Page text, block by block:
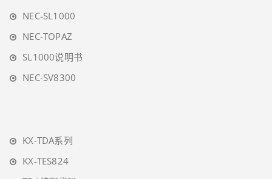
NEC-SL1000
NEC-TOPAZ
SL1000说明书
NEC-SV8300
KX-TDA系列
KX-TES824